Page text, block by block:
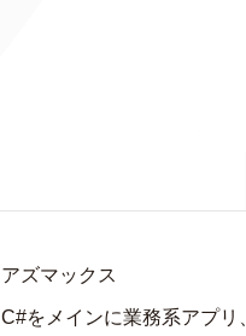
アズマックス
C#をメインに業務系アプ